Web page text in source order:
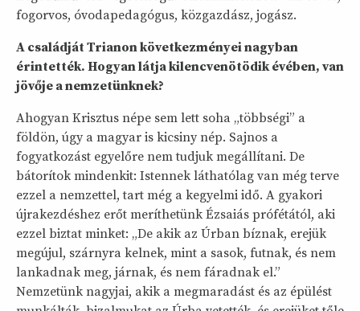
fogorvos, óvodapedagógus, közgazdász, jogász.
A családját Trianon következményei nagyban
érintették. Hogyan látja kilencvenötödik évében, van
jövője a nemzetünknek?
Ahogyan Krisztus népe sem lett soha „többségi” a
földön, úgy a magyar is kicsiny nép. Sajnos a
fogyatkozást egyelőre nem tudjuk megállítani. De
bátorítok mindenkit: Istennek láthatólag van még terve
ezzel a nemzettel, tart még a kegyelmi idő. A gyakori
újrakezdéshez erőt meríthetünk Ézsaiás prófétától, aki
ezzel biztat minket: „De akik az Úrban bíznak, erejük
megújul, szárnyra kelnek, mint a sasok, futnak, és nem
lankadnak meg, járnak, és nem fáradnak el.”
Nemzetünk nagyjai, akik a megmaradást és az épülést